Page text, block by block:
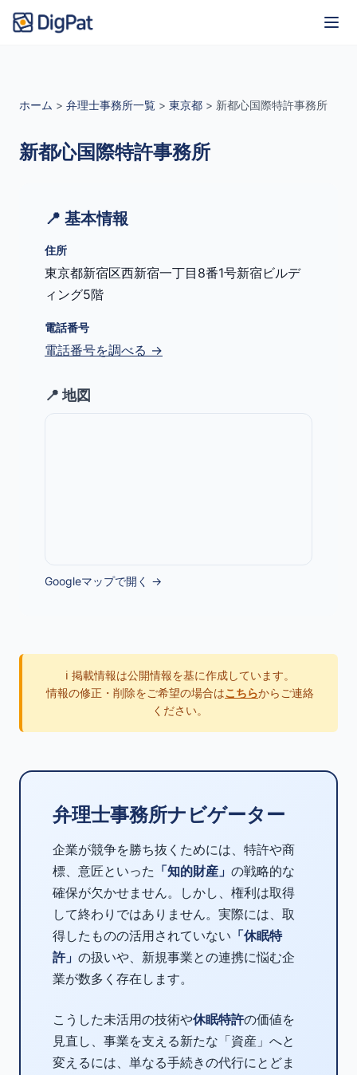
ホーム > 弁理士事務所一覧 > 東京都 > 新都心国際特許事務所
新都心国際特許事務所
📍 基本情報
住所
東京都新宿区西新宿一丁目8番1号新宿ビルデ
ィング5階
電話番号
電話番号を調べる →
📍 地図
Googleマップで開く →
ℹ️ 掲載情報は公開情報を基に作成しています。
情報の修正・削除をご希望の場合はこちらからご連絡
ください。
弁理士事務所ナビゲーター
企業が競争を勝ち抜くためには、特許や商
標、意匠といった 「知的財産」 の戦略的な
確保が欠かせません。しかし、権利は取得
して終わりではありません。実際には、取
得したものの活用されていない 「休眠特
許」 の扱いや、新規事業との連携に悩む企
業が数多く存在します。
こうした未活用の技術や休眠特許の価値を
見直し、事業を支える新たな「資産」へと
変えるには、単なる手続きの代行にとどま